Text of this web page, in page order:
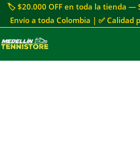
🏷 $20.000 OFF en toda la tienda —
Envío a toda Colombia | ✅ Calidad